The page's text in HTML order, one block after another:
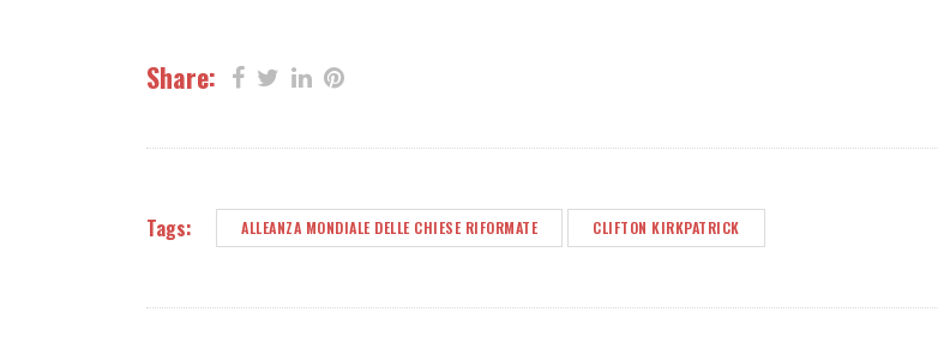
Share:
Tags: ALLEANZA MONDIALE DELLE CHIESE RIFORMATE CLIFTON KIRKPATRICK